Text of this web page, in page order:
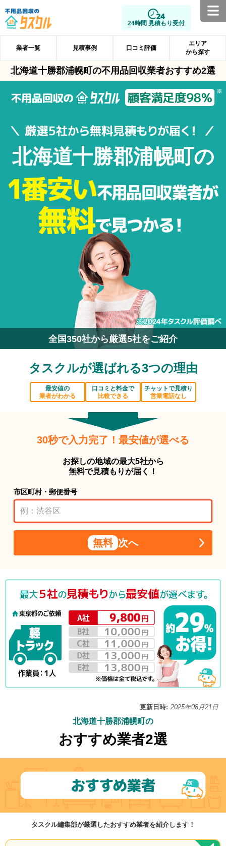
24時間 見積もり受付
業者一覧 見積事例 口コミ評価
エリア
から探す
北海道十勝郡浦幌町の不用品回収業者おすすめ2選
北海道十勝郡浦幌町の
全国350社から厳選5社をご紹介
タスクルが選ばれる3つの理由
最安値の
業者がわかる
口コミと料金で
比較できる
チャットで見積り
営業電話なし
30秒で入力完了！最安値が選べる
お探しの地域の最大5社から
無料で見積もりが届く！
市区町村・郵便番号
無料 次へ
更新日時: 2025年08月21日
北海道十勝郡浦幌町の
おすすめ業者2選
タスクル編集部が厳選したおすすめ業者を紹介します！